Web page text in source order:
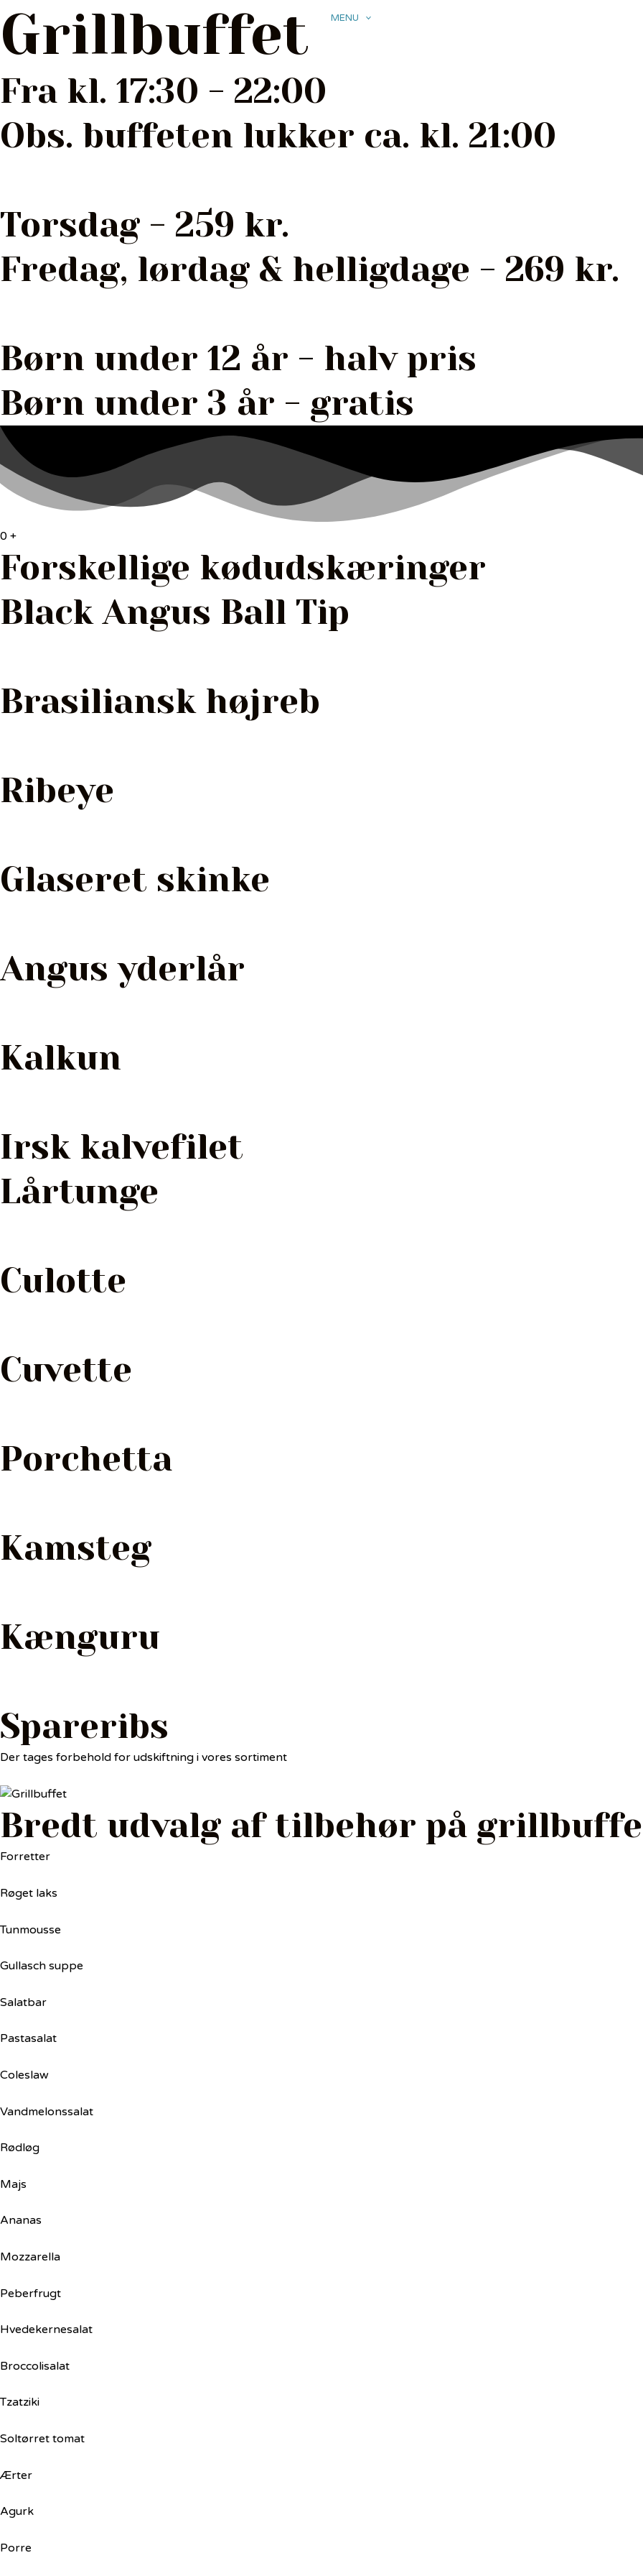
til
indholdet
MENU
Grillbuffet
Fra kl. 17:30 - 22:00
Obs. buffeten lukker ca. kl. 21:00
Torsdag - 259 kr.
Fredag, lørdag & helligdage - 269 kr.
Børn under 12 år - halv pris
Børn under 3 år - gratis
0 +
Forskellige kødudskæringer
Black Angus Ball Tip
Brasiliansk højreb
Ribeye
Glaseret skinke
Angus yderlår
Kalkun
Irsk kalvefilet
Lårtunge
Culotte
Cuvette
Porchetta
Kamsteg
Kænguru
Spareribs
Der tages forbehold for udskiftning i vores sortiment
Bredt udvalg af tilbehør på
Forretter
Røget laks
Tunmousse
Gullasch suppe
Salatbar
Pastasalat
Coleslaw
Vandmelonssalat
Rødløg
Majs
Ananas
Mozzarella
Peberfrugt
Hvedekernesalat
Broccolisalat
Tzatziki
Soltørret tomat
Ærter
Agurk
Porre